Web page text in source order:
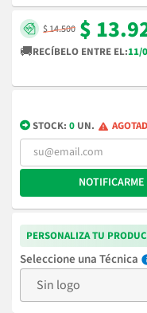
$ 14.500 $
🚚RECÍBELO ENTRE EL:11/
STOCK: 0 UN.
PERSONALIZA TU
Técnica